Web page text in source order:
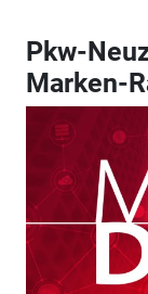
Pkw-
Marken-